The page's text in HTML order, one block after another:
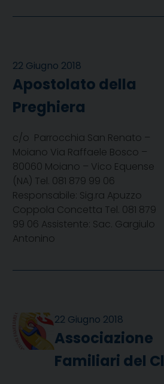
22 Giugno 2018
Apostolato della
Preghiera
c/o Parrocchia San Renato –
Moiano Via Raffaele Bosco –
80060 Moiano – Vico Equense
(NA) Tel. 081 879 99 06
Responsabile: Sig.ra Apuzzo
Coppola Concetta Tel. 081 879
99 06 Assistente: Sac. Gargiulo
Antonino
22 Giugno 2018
Associazione
Familiari del